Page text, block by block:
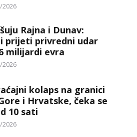
2026
Rajna i Dunav:
prijeti privredni udar
milijardi evra
2026
kolaps na granici
i Hrvatske, čeka se
10 sati
2026